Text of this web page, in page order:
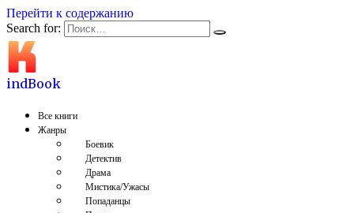
Перейти к содержанию
Search for:
indBook
Все книги
Жанры
Боевик
Детектив
Драма
Мистика/Ужасы
Попаданцы